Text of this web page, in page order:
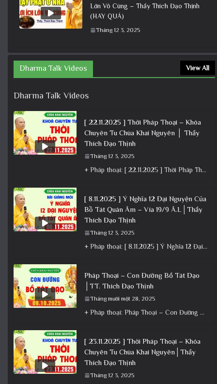
Lớn Vô Cùng – Thầy Thích Đạo Thịnh
(HAY QUÁ)
Tháng 12 3, 2025
Dharma Talk Videos View All
Dharma Talk Videos
[ 22.11.2025 ] Thời Pháp Thoại – Khóa
Chuyên Tu Chùa Khai Nguyên │ Thầy
Thích Đạo Thịnh
Tháng 12 3, 2025
+ Pháp thoại: [ 22.11.2025 ] Thời Pháp Thoại – Khóa Chuyên Tu Chùa Khai Nguyên │ Thầy Thích Đạo
[ 8.11.2025 ] Ý Nghĩa 12 Đại Nguyện Của
Bồ Tát Quán Âm – Vía 19/9 Â.L│Thầy
Thích Đạo Thịnh
Tháng 12 3, 2025
+ Pháp thoại: [ 8.11.2025 ] Ý Nghĩa 12 Đại Nguyện Của Bồ Tát Quán Âm – Vía 19/9 Â.L│Thầy
Pháp Thoại – Con Đường Bồ Tát Đạo
│TT. Thích Đạo Thịnh
Tháng mười một 28, 2025
+ Pháp thoại: Pháp Thoại – Con Đường Bồ Tát Đạo │TT. Thích Đạo Thịnh + Album: Pháp Thoại +
[ 23.11.2025 ] Thời Pháp Thoại – Khóa
Chuyên Tu Chùa Khai Nguyên│Thầy
Thích Đạo Thịnh
Tháng 12 3, 2025